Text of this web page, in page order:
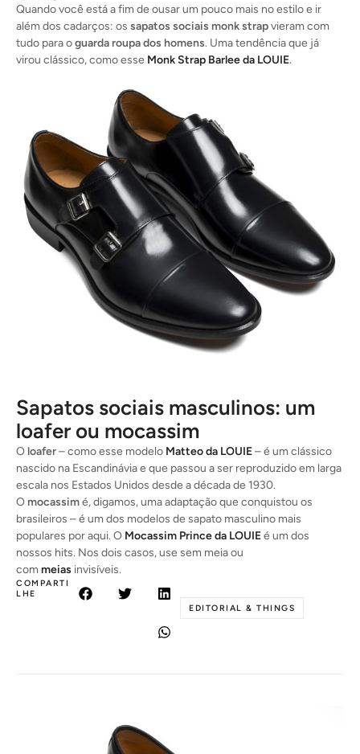
Quando você está a fim de ousar um pouco mais no estilo e ir
além dos cadarços: os sapatos sociais monk strapvieram com
tudo para oguarda roupa dos homens. Uma tendência que já
virou clássico, como esse Monk Strap Barlee da LOUIE.
Sapatos sociais masculinos: um
loafer ou mocassim
O loafer– como esse modelo Matteo da LOUIE– é um clássico
nascido na Escandinávia e que passou a ser reproduzido em larga
escala nos Estados Unidos desde a década de 1930.
O mocassimé, digamos, uma adaptação que conquistou os
brasileiros – é um dos modelos de sapato masculino mais
populares por aqui. O Mocassim Prince da LOUIEé um dos
nossos hits. Nos dois casos, use sem meia ou
com meias invisíveis.
COMPARTI
LHE
EDITORIAL & THINGS